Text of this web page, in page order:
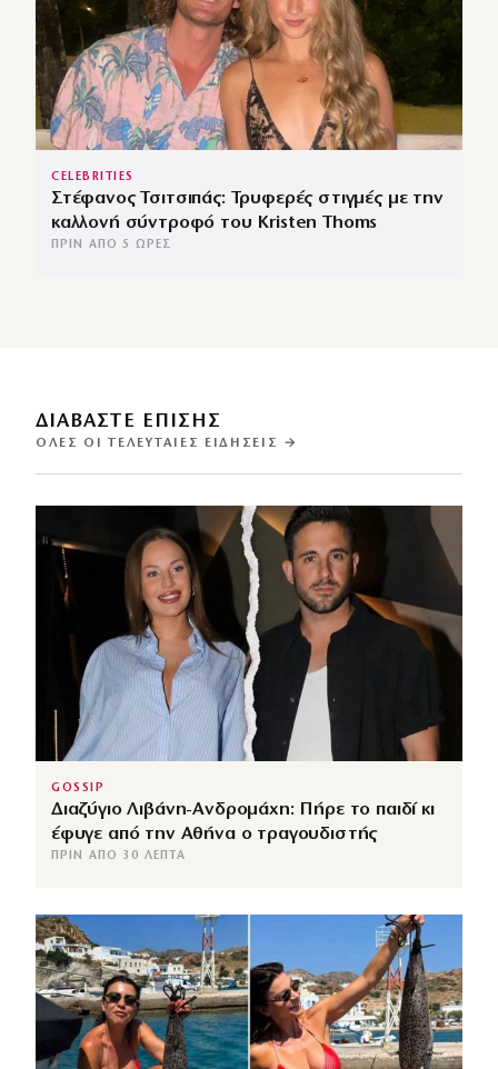
CELEBRITIES
Στέφανος Τσιτσιπάς: Τρυφερές στιγμές με την
καλλονή σύντροφό του Kristen Thoms
ΠΡΙΝ ΑΠΌ 5 ΏΡΕΣ
ΔΙΑΒΑΣΤΕ ΕΠΙΣΗΣ
ΌΛΕΣ ΟΙ ΤΕΛΕΥΤΑΊΕΣ ΕΙΔΉΣΕΙΣ →
GOSSIP
Διαζύγιο Λιβάνη-Ανδρομάχη: Πήρε το παιδί κι
έφυγε από την Αθήνα ο τραγουδιστής
ΠΡΙΝ ΑΠΌ 30 ΛΕΠΤΆ